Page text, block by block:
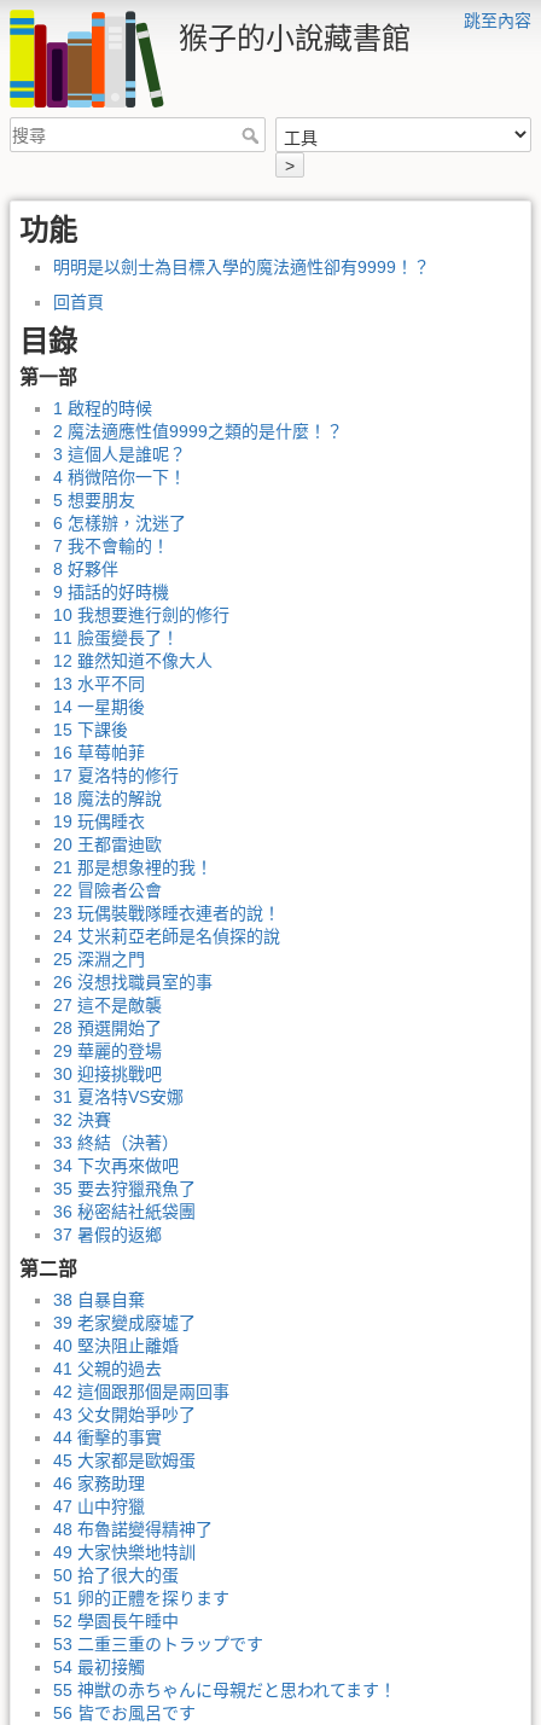
跳至內容
猴子的小說藏書館
>
功能
明明是以劍士為目標入學的魔法適性卻有9999！？
回首頁
目錄
第一部
1 啟程的時候
2 魔法適應性值9999之類的是什麼！？
3 這個人是誰呢？
4 稍微陪你一下！
5 想要朋友
6 怎樣辦，沈迷了
7 我不會輸的！
8 好夥伴
9 插話的好時機
10 我想要進行劍的修行
11 臉蛋變長了！
12 雖然知道不像大人
13 水平不同
14 一星期後
15 下課後
16 草莓帕菲
17 夏洛特的修行
18 魔法的解說
19 玩偶睡衣
20 王都雷迪歐
21 那是想象裡的我！
22 冒險者公會
23 玩偶裝戰隊睡衣連者的說！
24 艾米莉亞老師是名偵探的說
25 深淵之門
26 沒想找職員室的事
27 這不是敵襲
28 預選開始了
29 華麗的登場
30 迎接挑戰吧
31 夏洛特VS安娜
32 決賽
33 終結（決著）
34 下次再來做吧
35 要去狩獵飛魚了
36 秘密結社紙袋團
37 暑假的返鄉
第二部
38 自暴自棄
39 老家變成廢墟了
40 堅決阻止離婚
41 父親的過去
42 這個跟那個是兩回事
43 父女開始爭吵了
44 衝擊的事實
45 大家都是歐姆蛋
46 家務助理
47 山中狩獵
48 布魯諾變得精神了
49 大家快樂地特訓
50 拾了很大的蛋
51 卵的正體を探ります
52 學園長午睡中
53 二重三重のトラップです
54 最初接觸
55 神獣の赤ちゃんに母親だと思われてます！
56 皆でお風呂です